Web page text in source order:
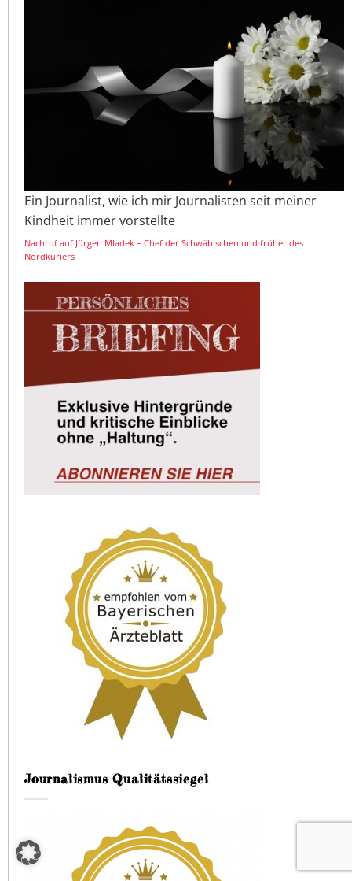
Ein Journalist, wie ich mir Journalisten seit meiner
Kindheit immer vorstellte
Nachruf auf Jürgen Mladek – Chef der Schwäbischen und früher des
Nordkuriers
Journalismus-Qualitätssiegel